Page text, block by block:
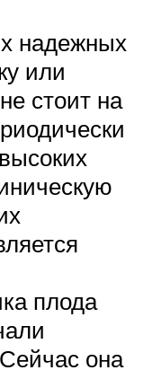
надежных
или
стоит на
плода
она